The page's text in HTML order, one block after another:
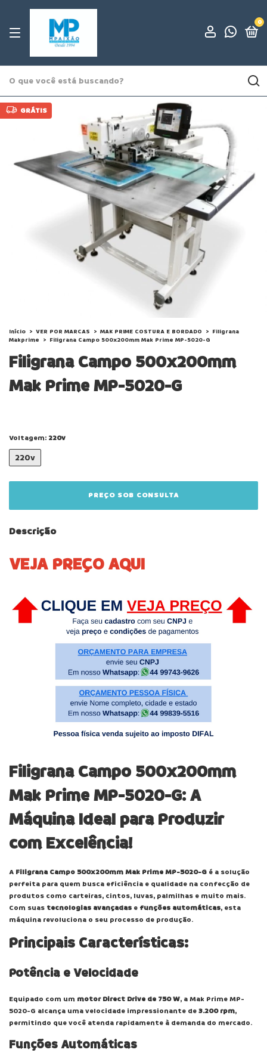
0
GRÁTIS
Início > VER POR MARCAS > MAK PRIME COSTURA E BORDADO > Filigrana
Makprime > Filigrana Campo 500x200mm Mak Prime MP-5020-G
Filigrana Campo 500x200mm
Mak Prime MP-5020-G
Voltagem: 220v
220v
Descrição
VEJA PREÇO AQUI
Filigrana Campo 500x200mm
Mak Prime MP-5020-G: A
Máquina Ideal para Produzir
com Excelência!
A Filigrana Campo 500x200mm Mak Prime MP-5020-G é a solução
perfeita para quem busca eficiência e qualidade na confecção de
produtos como carteiras, cintos, luvas, palmilhas e muito mais.
Com suas tecnologias avançadas e funções automáticas, esta
máquina revoluciona o seu processo de produção.
Principais Características:
Potência e Velocidade
Equipado com um motor Direct Drive de 750 W, a Mak Prime MP-
5020-G alcança uma velocidade impressionante de3.200 rpm,
permitindo que você atenda rapidamente à demanda do mercado.
Funções Automáticas